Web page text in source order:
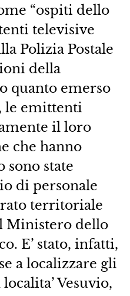
“ospiti dello
televisive
Polizia Postale
della
quanto emerso
le emittenti
il loro
che hanno
sono state
di personale
territoriale
Ministero dello
E’ stato, infatti,
a localizzare gli
Vesuvio,